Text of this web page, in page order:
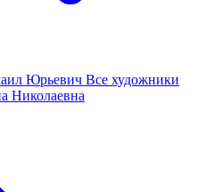
Юрьевич Все художники
Николаевна